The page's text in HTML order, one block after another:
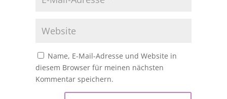
Name, E-Mail-Adresse und Website in
diesem Browser für meinen nächsten
Kommentar speichern.